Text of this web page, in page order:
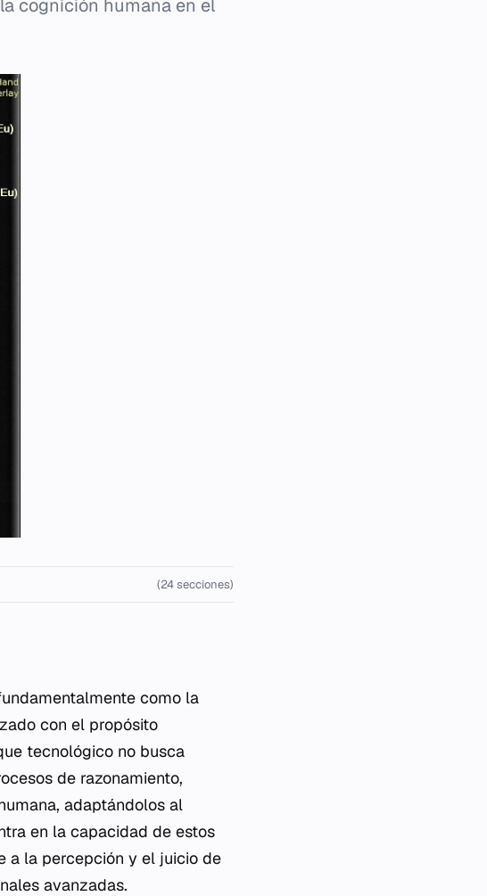
cognición humana en el
(24 secciones)
como la
con el propósito
tecnológico no busca
de razonamiento,
adaptándolos al
en la capacidad de estos
a la percepción y el juicio de
avanzadas.